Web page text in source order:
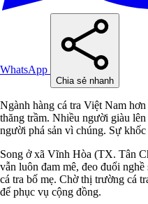
WhatsApp
Chia sẻ nhanh
Ngành hàng cá tra Việt Nam
thăng trầm. Nhiều người giàu
người phá sản vì chúng. Sự
Song ở xã Vĩnh Hòa (TX. Tân
vẫn luôn đam mê, đeo đuổi
cá tra bố mẹ. Chờ thị trường cá
để phục vụ cộng đồng.